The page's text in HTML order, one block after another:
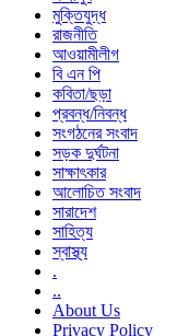
মুক্তিযুদ্ধ
রাজনীতি
আওয়ামীলীগ
বি এন পি
কবিতা/ছড়া
প্রবন্ধ/নিবন্ধ
সংগঠনের সংবাদ
সড়ক দুর্ঘটনা
সাক্ষাৎকার
আলোচিত সংবাদ
সারাদেশ
সাহিত্য
স্বাস্থ্য
.
..
About Us
Privacy Policy